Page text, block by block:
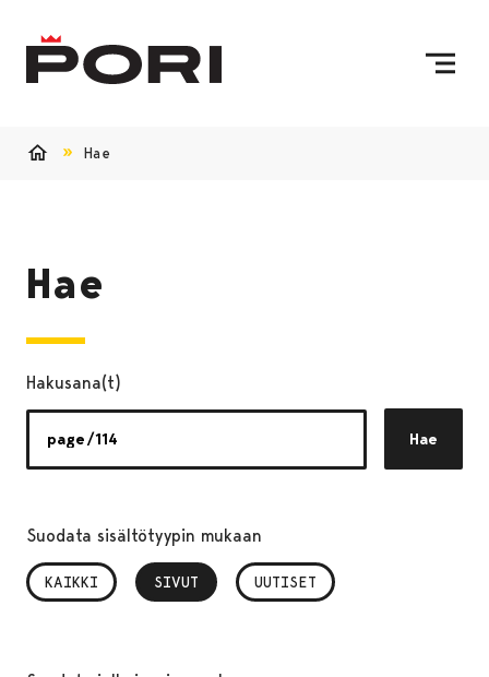
Hae
Hae
Hakusana(t)
Hae
Suodata sisältötyypin mukaan
KAIKKI SIVUT
, VALITTU UUTISET